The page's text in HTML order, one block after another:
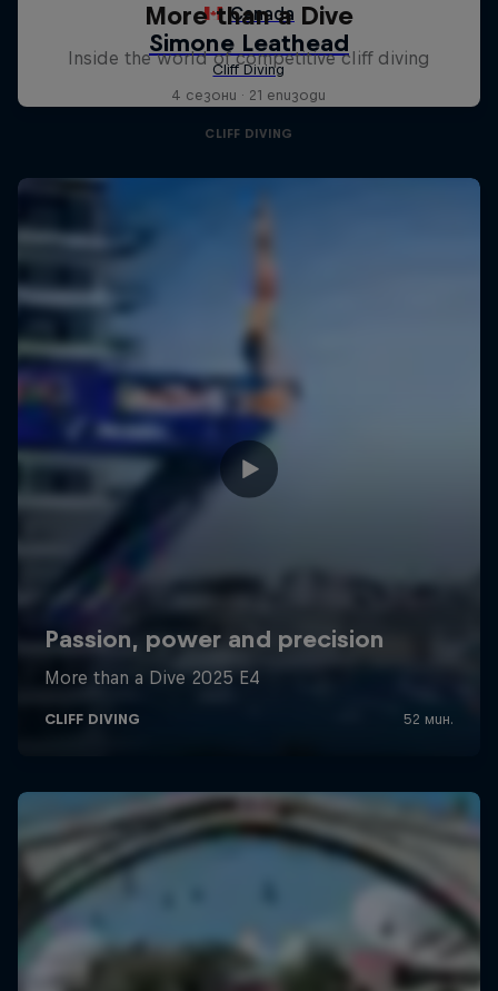
More than a Dive
Inside the world of competitive cliff diving
4 сезони · 21 епизоди
CLIFF DIVING